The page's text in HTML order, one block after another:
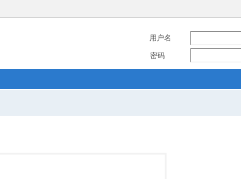
用户名
密码